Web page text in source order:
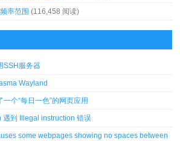
率范围 (116,458 阅读)
SSH服务器
Wayland
个“每日一色”的网页应用
遇到 Illegal instruction 错误
some webpages showing no spaces between